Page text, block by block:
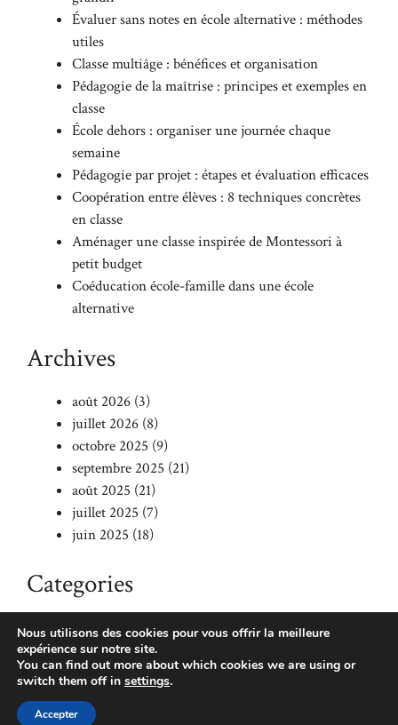
Évaluer sans notes en école alternative : méthodes
utiles
Classe multiâge : bénéfices et organisation
Pédagogie de la maîtrise : principes et exemples en
classe
École dehors : organiser une journée chaque
semaine
Pédagogie par projet : étapes et évaluation efficaces
Coopération entre élèves : 8 techniques concrètes
en classe
Aménager une classe inspirée de Montessori à
petit budget
Coéducation école-famille dans une école
alternative
Archives
août 2026 (3)
juillet 2026 (8)
octobre 2025 (9)
septembre 2025 (21)
août 2025 (21)
juillet 2025 (7)
juin 2025 (18)
Categories
Blog
© 2026 École Graines D'avenir
Nous utilisons des cookies pour vous offrir la meilleure
expérience sur notre site.
You can find out more about which cookies we are using or
switch them off in settings.
Accepter